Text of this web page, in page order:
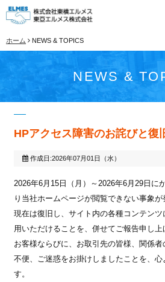
ホーム NEWS & TOPICS
NEWS &
HPアクセス障害のお詫びと復
作成日:2026年07月01日（水）
2026年6月15日（月）～2026年6月29日に
り当社ホームページが閲覧できない事象が
現在は復旧し、サイト内の各種コンテンツ
用いただけることを、併せてご報告申し上
お客様ならびに、お取引先の皆様、関係
不便、ご迷惑をお掛けしましたことを、心
す。